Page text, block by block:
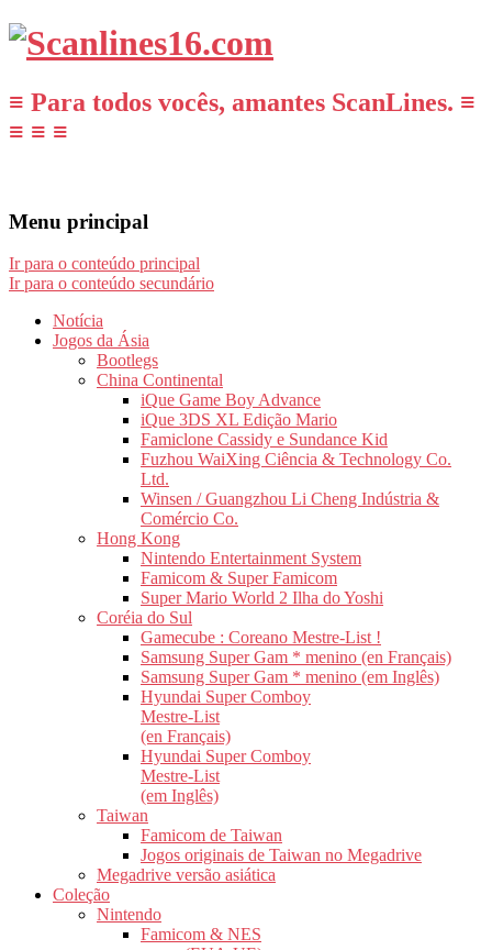
≡ Para todos vocês, amantes ScanLines. ≡
≡ ≡ ≡
Menu principal
Ir para o conteúdo principal
Ir para o conteúdo secundário
Notícia
Jogos da Ásia
Bootlegs
China Continental
iQue Game Boy Advance
iQue 3DS XL Edição Mario
Famiclone Cassidy e Sundance Kid
Fuzhou WaiXing Ciência & Technology Co.
Ltd.
Winsen / Guangzhou Li Cheng Indústria &
Comércio Co.
Hong Kong
Nintendo Entertainment System
Famicom & Super Famicom
Super Mario World 2 Ilha do Yoshi
Coréia do Sul
Gamecube : Coreano Mestre-List !
Samsung Super Gam * menino (en Français)
Samsung Super Gam * menino (em Inglês)
Hyundai Super Comboy
Mestre-List
(en Français)
Hyundai Super Comboy
Mestre-List
(em Inglês)
Taiwan
Famicom de Taiwan
Jogos originais de Taiwan no Megadrive
Megadrive versão asiática
Coleção
Nintendo
Famicom & NES